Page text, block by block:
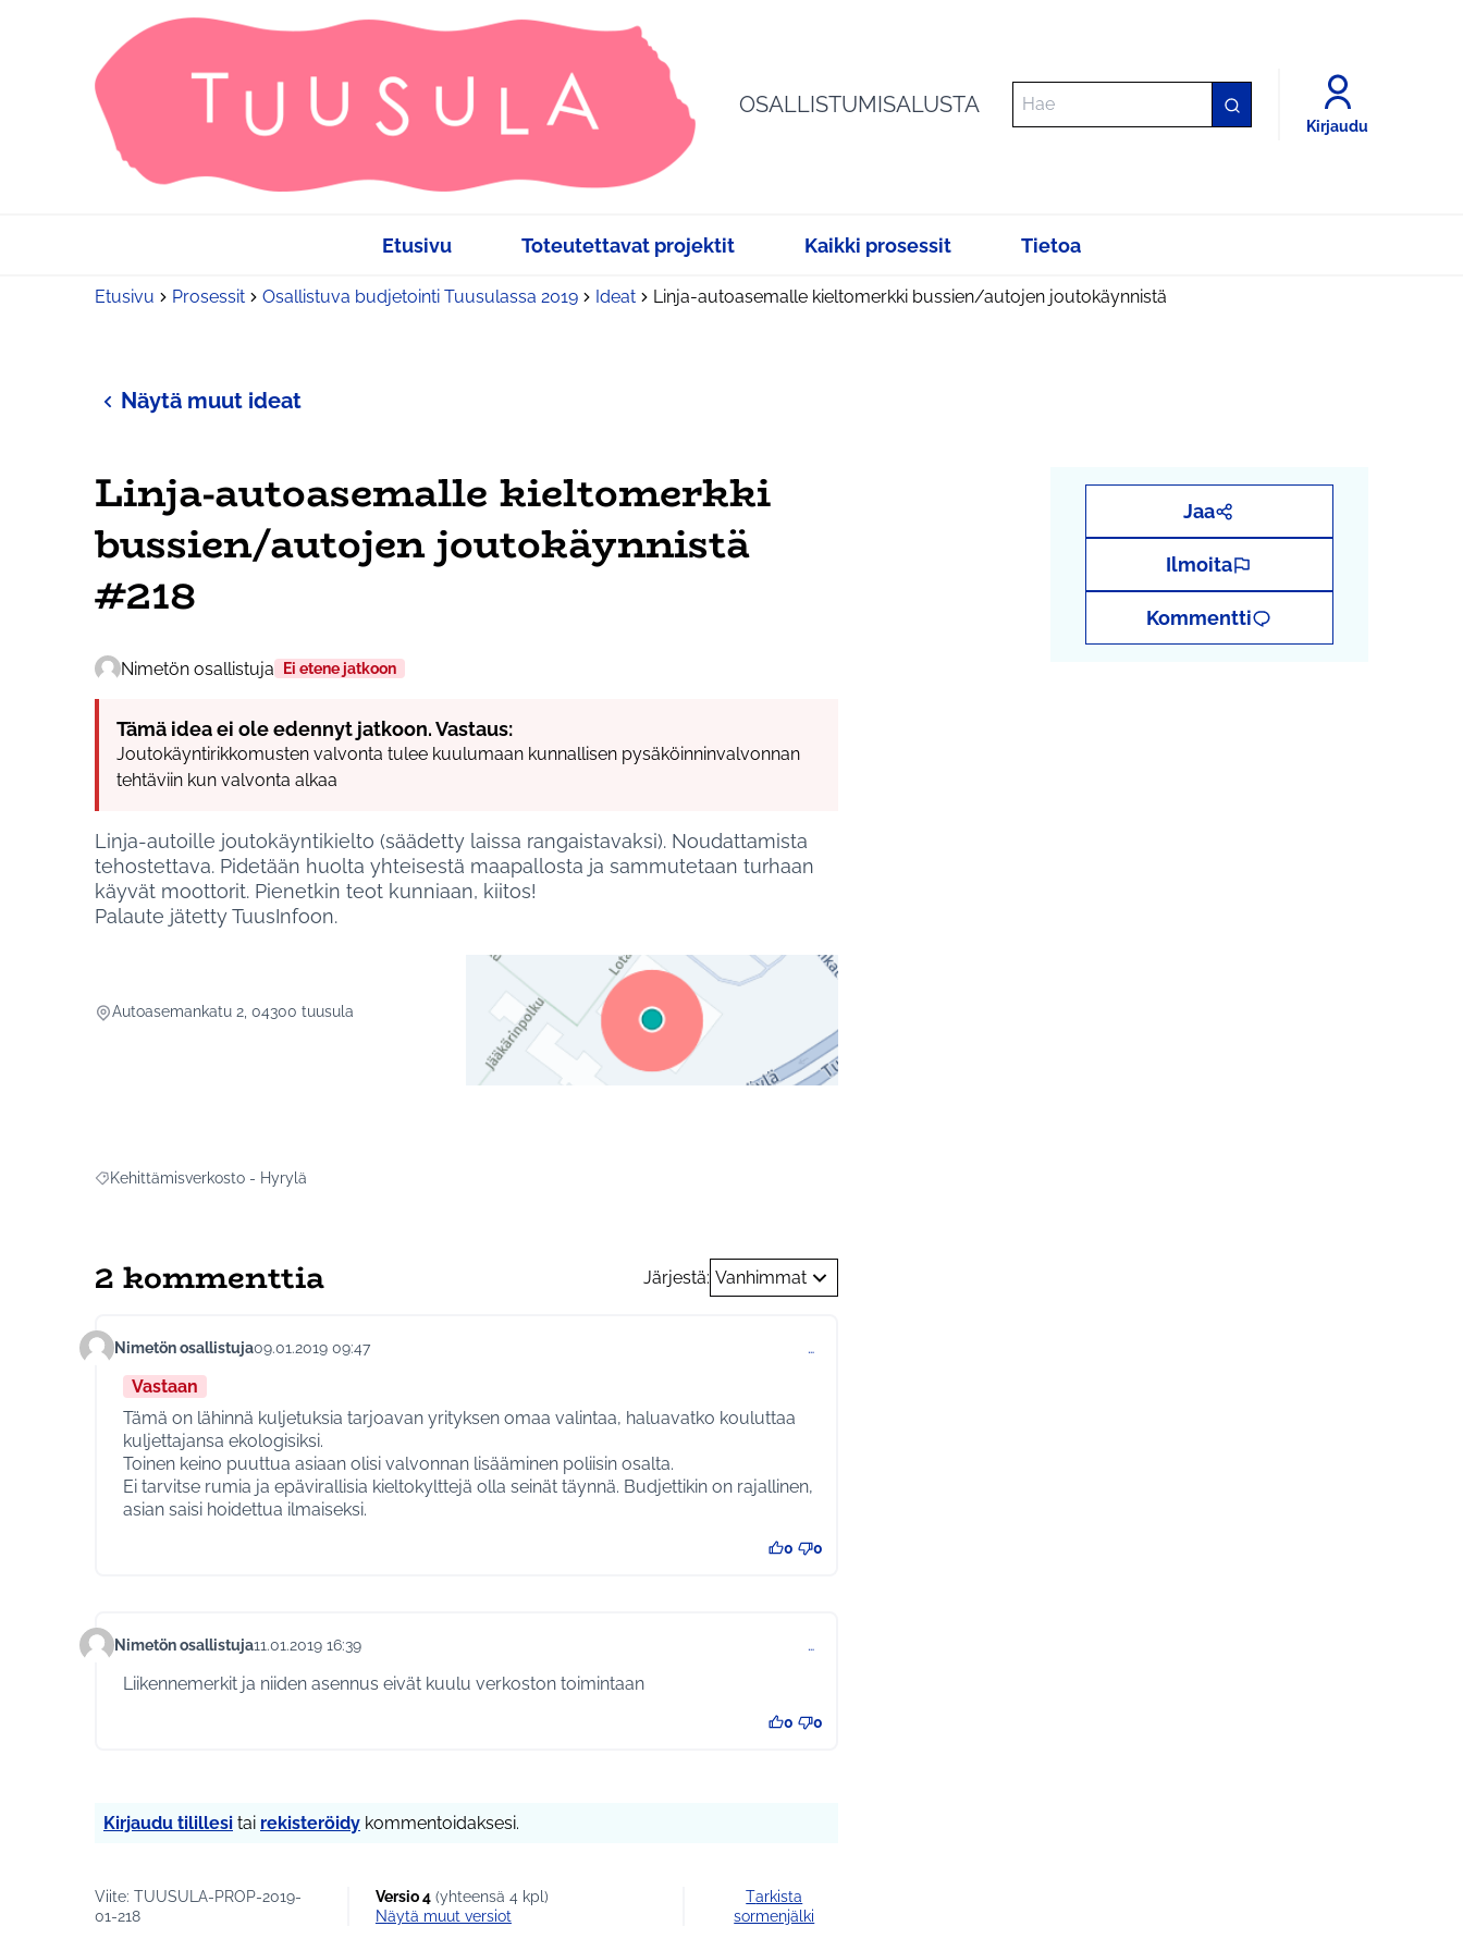
OSALLISTUMISALUSTA
Kirjaudu
Etusivu Toteutettavat projektit Kaikki prosessit Tietoa
Etusivu Prosessit Osallistuva budjetointi Tuusulassa 2019 Ideat Linja-autoasemalle kieltomerkki bussien/autojen joutokäynnistä
Näytä muut ideat
Linja-autoasemalle kieltomerkki
bussien/autojen joutokäynnistä
#218
Nimetön osallistuja Ei etene jatkoon
Tämä idea ei ole edennyt jatkoon. Vastaus:
Joutokäyntirikkomusten valvonta tulee kuulumaan kunnallisen pysäköinninvalvonnan
tehtäviin kun valvonta alkaa
Linja-autoille joutokäyntikielto (säädetty laissa rangaistavaksi). Noudattamista
tehostettava. Pidetään huolta yhteisestä maapallosta ja sammutetaan turhaan
käyvät moottorit. Pienetkin teot kunniaan, kiitos!
Palaute jätetty TuusInfoon.
Autoasemankatu 2, 04300 tuusula
Rajaa tulokset aihepiirin mukaan: Kehittämisverkosto - Hyrylä
Kehittämisverkosto - Hyrylä
Jaa
Ilmoita
Kommentti
2 kommenttia Järjestä: Vanhimmat
Kommentti 35
Nimetön osallistuja09.01.2019 09:47 …
Vastaan
Tämä on lähinnä kuljetuksia tarjoavan yrityksen omaa valintaa, haluavatko kouluttaa
kuljettajansa ekologisiksi.
Toinen keino puuttua asiaan olisi valvonnan lisääminen poliisin osalta.
Ei tarvitse rumia ja epävirallisia kieltokylttejä olla seinät täynnä. Budjettikin on rajallinen,
asian saisi hoidettua ilmaiseksi.
0 0
Kommentti 76
Nimetön osallistuja11.01.2019 16:39 …
Liikennemerkit ja niiden asennus eivät kuulu verkoston toimintaan
0 0
Kirjaudu tilillesi tai rekisteröidy kommentoidaksesi.
Viite: TUUSULA-PROP-2019-
01-218
Versio 4(yhteensä 4 kpl)
näytä muut versiot
Tarkista
sormenjälki